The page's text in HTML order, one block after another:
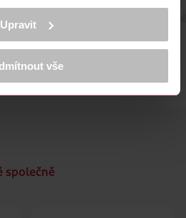
obsahu a reklam, funkcí sociálních
které mohou nést osobní údaje.
osobních údajů.
o cookies<
Upravit
vše
ztvrdlé kůže. 1 Vyměnitelná
úchop 3 Žiletka německé
společně